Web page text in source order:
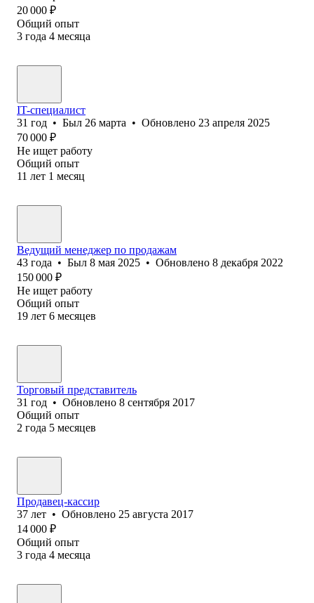
20 000 ₽
Общий опыт
3 года 4 месяца
IT-специалист
31 год • Был 26 марта • Обновлено 23 апреля 2025
70 000 ₽
Не ищет работу
Общий опыт
11 лет 1 месяц
Ведущий менеджер по продажам
43 года • Был 8 мая 2025 • Обновлено 8 декабря 2022
150 000 ₽
Не ищет работу
Общий опыт
19 лет 6 месяцев
Торговый представитель
31 год • Обновлено 8 сентября 2017
Общий опыт
2 года 5 месяцев
Продавец-кассир
37 лет • Обновлено 25 августа 2017
14 000 ₽
Общий опыт
3 года 4 месяца